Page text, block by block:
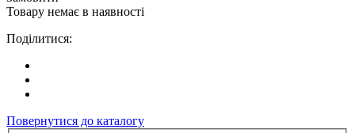
Товару немає в наявності
Поділитися:
Повернутися до каталогу